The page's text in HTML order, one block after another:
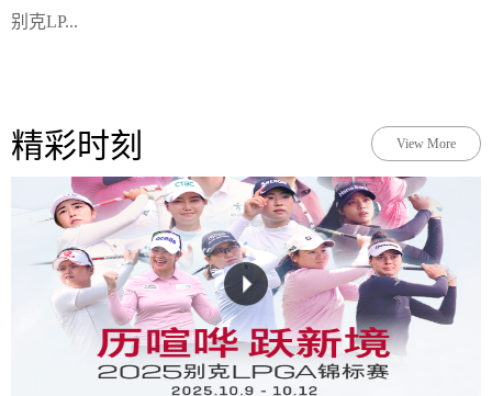
别克LP...
精彩时刻 View More